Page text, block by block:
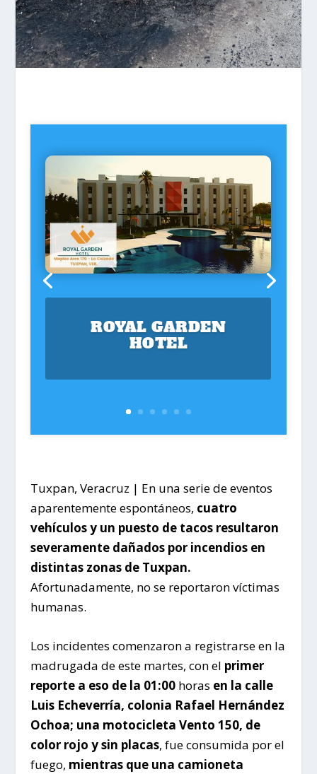
ROYAL GARDEN
HOTEL
Tuxpan, Veracruz | En una serie de eventos
aparentemente espontáneos, cuatro
vehículos y un puesto de tacos resultaron
severamente dañados por incendios en
distintas zonas de Tuxpan.
Afortunadamente, no se reportaron víctimas
humanas.
Los incidentes comenzaron a registrarse en la
madrugada de este martes, con el primer
reporte a eso de la 01:00horas en la calle
Luis Echeverría, colonia Rafael Hernández
Ochoa; una motocicleta Vento 150, de
color rojo y sin placas, fue consumida por el
fuego, mientras que una camioneta